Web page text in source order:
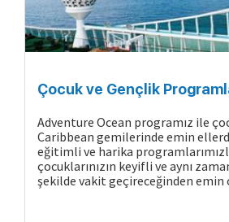
Çocuk ve Gençlik
Adventure Ocean programız ile
Caribbean gemilerinde emin
eğitimli ve harika
çocuklarınızın keyifli ve aynı
şekilde vakit geçireceğinden